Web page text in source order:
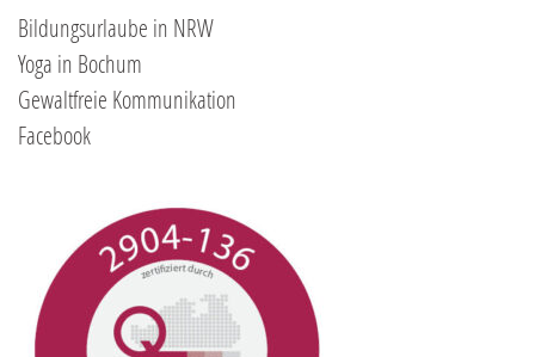
Bildungsurlaube in NRW
Yoga in Bochum
Gewaltfreie Kommunikation
Facebook